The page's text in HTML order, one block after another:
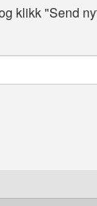
klikk "Send